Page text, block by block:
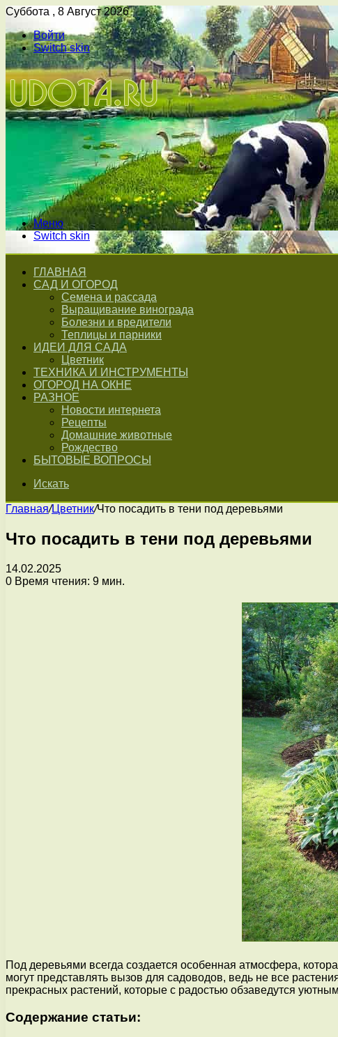
Суббота , 8 Август 2026
Войти
Switch skin
Меню
Switch skin
ГЛАВНАЯ
САД И ОГОРОД
Семена и рассада
Выращивание винограда
Болезни и вредители
Теплицы и парники
ИДЕИ ДЛЯ САДА
Цветник
ТЕХНИКА И ИНСТРУМЕНТЫ
ОГОРОД НА ОКНЕ
РАЗНОЕ
Новости интернета
Рецепты
Домашние животные
Рождество
БЫТОВЫЕ ВОПРОСЫ
Искать
Главная/Цветник/Что посадить в тени под деревьями
Что посадить в тени под деревьями
14.02.2025
0 Время чтения: 9 мин.
Под деревьями всегда создается особенная атмосфера,
могут представлять вызов для садоводов, ведь не все
прекрасных растений, которые с радостью обзаведутся
Содержание статьи: